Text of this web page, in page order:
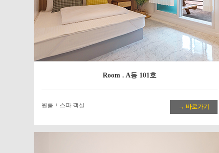
Room . A동 101호
원룸 + 스파 객실 → 바로가기